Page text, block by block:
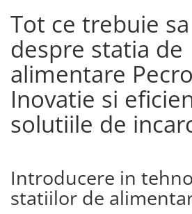
Tot ce trebuie
despre statia de
alimentare
Inovatie si
solutiile de
Introducere in
statiilor de